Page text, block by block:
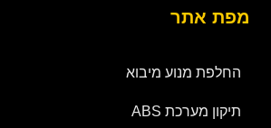
מפת אתר
החלפת מנוע מיבוא
תיקון מערכת ABS